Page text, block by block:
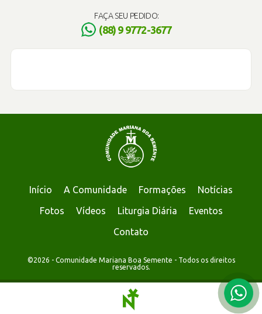
FAÇA SEU PEDIDO:
(88) 9 9772-3677
Início A Comunidade Formações
Notícias
Fotos
Vídeos Liturgia Diária
Eventos
Contato
©2026 - Comunidade Mariana Boa Semente - Todos os direitos
reservados.